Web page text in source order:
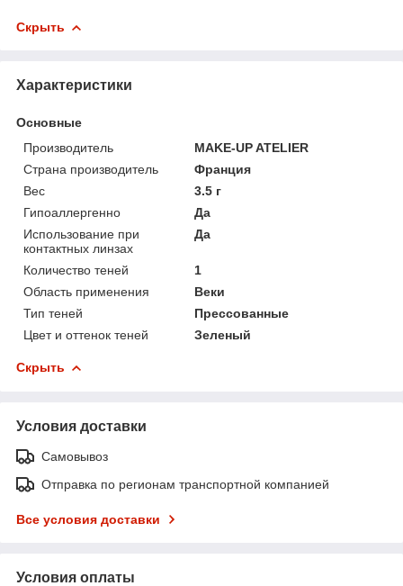
Скрыть
Характеристики
Основные
Производитель
MAKE-UP ATELIER
Страна производитель
Франция
Вес
3.5 г
Гипоаллергенно
Да
Использование при
контактных линзах
Да
Количество теней
1
Область применения
Веки
Тип теней
Прессованные
Цвет и оттенок теней
Зеленый
Скрыть
Условия доставки
Самовывоз
Отправка по регионам транспортной компанией
Все условия доставки
Условия оплаты